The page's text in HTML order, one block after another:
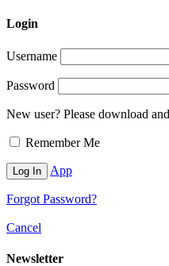
Login
Username
Password
New user? Please download
Remember Me
App
Forgot Password?
Cancel
Newsletter